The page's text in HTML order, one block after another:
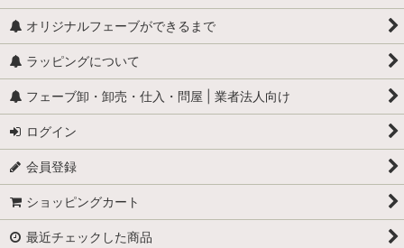
オリジナルフェーブができるまで
ラッピングについて
フェーブ卸・卸売・仕入・問屋 | 業者法人向け
ログイン
会員登録
ショッピングカート
最近チェックした商品